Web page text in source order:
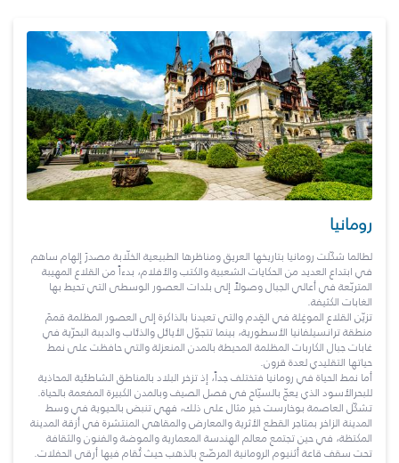
رومانيا
لطالما شكّلت رومانيا بتاريخها العريق ومناظرها الطبيعية الخلّابة مصدرَ إلهام ساهم
في ابتداع العديد من الحكايات الشعبية والكتب والأفلام، بدءاً من القلاع المهيبة
المتربّعة في أعالي الجبال وصولاً إلى بلدات العصور الوسطى التي تحيط بها
الغابات الكثيفة.
تزيّن القلاع الموغِلة في القِدم والتي تعيدنا بالذاكرة إلى العصور المظلمة قممَ
منطقة ترانسيلفانيا الأسطورية، بينما تتجوّل الأيائل والذئاب والدببة البحرّية في
غابات جبال الكاربات المظلمة المحيطة بالمدن المنعزلة والتي حافظت على نمط
حياتها التقليدي لعدة قرون.
أما نمط الحياة في رومانيا فتختلف جداً، إذ تزخر البلاد بالمناطق الشاطئية المحاذية
للبحرالأسود الذي يعجّ بالسيّاح في فصل الصيف وبالمدن الكبيرة المفعمة بالحياة.
تشكّل العاصمة بوخارست خير مثال على ذلك، فهي تنبض بالحيوية في وسط
المدينة الزاخر بمتاجر القطع الأثرية والمعارض والمقاهي المنتشرة في أزقة المدينة
المكتظة، في حين تجتمع معالم الهندسة المعمارية والموضة والفنون والثقافة
تحت سقف قاعة أثنيوم الرومانية المرصّع بالذهب حيث تُقام فيها أرقى الحفلات.